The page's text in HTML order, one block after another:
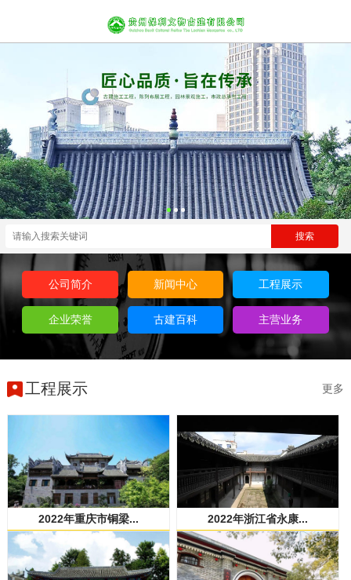
公司简介 新闻中心 工程展示
企业荣誉 古建百科 主营业务
工程展示 更多
2022年重庆市铜梁... 2022年浙江省永康...